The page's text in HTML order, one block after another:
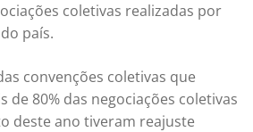
coletivas realizadas por
país.
convenções coletivas que
de 80% das negociações coletivas
deste ano tiveram reajuste